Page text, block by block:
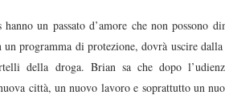
un passato d’amore che non possono
programma di protezione, dovrà uscire
della droga. Brian sa che dopo
città, un nuovo lavoro e soprattutto un